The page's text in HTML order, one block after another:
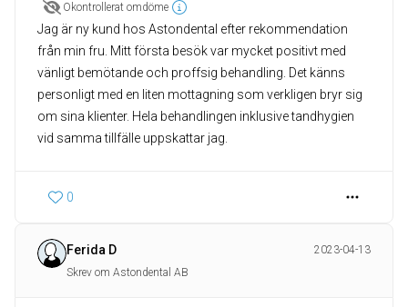
Okontrollerat omdöme
Jag är ny kund hos Astondental efter rekommendation
från min fru. Mitt första besök var mycket positivt med
vänligt bemötande och proffsig behandling. Det känns
personligt med en liten mottagning som verkligen bryr sig
om sina klienter. Hela behandlingen inklusive tandhygien
vid samma tillfälle uppskattar jag.
0
Ferida D
2023-04-13
Skrev om Astondental AB